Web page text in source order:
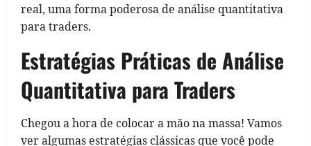
real, uma forma poderosa de análise quantitativa
para traders.
Estratégias Práticas de Análise
Quantitativa para Traders
Chegou a hora de colocar a mão na massa! Vamos
ver algumas estratégias clássicas que você pode